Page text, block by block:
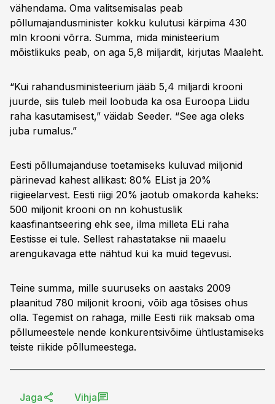
vähendama. Oma valitsemisalas peab
põllumajandusminister kokku kulutusi kärpima 430
mln krooni võrra. Summa, mida ministeerium
mõistlikuks peab, on aga 5,8 miljardit, kirjutas Maaleht.
“Kui rahandusministeerium jääb 5,4 miljardi krooni
juurde, siis tuleb meil loobuda ka osa Euroopa Liidu
raha kasutamisest,” väidab Seeder. “See aga oleks
juba rumalus.”
Eesti põllumajanduse toetamiseks kuluvad miljonid
pärinevad kahest allikast: 80% EList ja 20%
riigieelarvest. Eesti riigi 20% jaotub omakorda kaheks:
500 miljonit krooni on nn kohustuslik
kaasfinantseering ehk see, ilma milleta ELi raha
Eestisse ei tule. Sellest rahastatakse nii maaelu
arengukavaga ette nähtud kui ka muid tegevusi.
Teine summa, mille suuruseks on aastaks 2009
plaanitud 780 miljonit krooni, võib aga tõsises ohus
olla. Tegemist on rahaga, mille Eesti riik maksab oma
põllumeestele nende konkurentsivõime ühtlustamiseks
teiste riikide põllumeestega.
Jaga Vihja